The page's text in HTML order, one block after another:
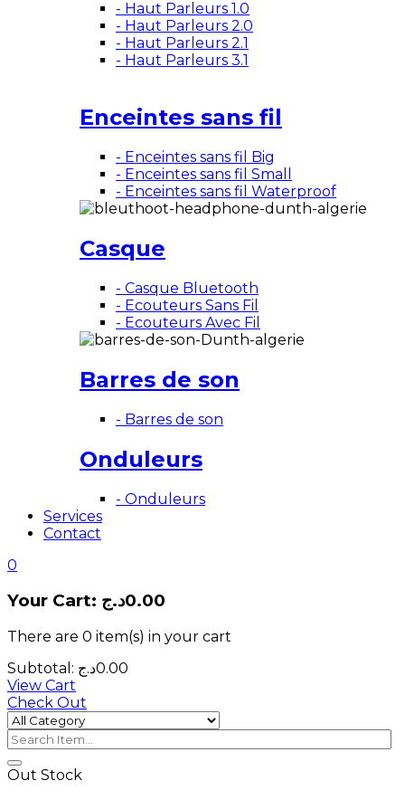
- Haut Parleurs 1.0
- Haut Parleurs 2.0
- Haut Parleurs 2.1
- Haut Parleurs 3.1
Enceintes sans fil
- Enceintes sans fil Big
- Enceintes sans fil Small
- Enceintes sans fil Waterproof
Casque
- Casque Bluetooth
- Ecouteurs Sans Fil
- Ecouteurs Avec Fil
Barres de son
- Barres de son
Onduleurs
- Onduleurs
Services
Contact
0
Your Cart: 0.00د.ج
There are 0 item(s) in your cart
Subtotal:
0.00د.ج
View Cart
Check Out
Out Stock